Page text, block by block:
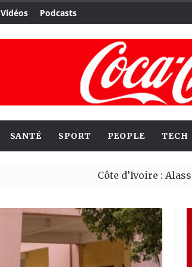
Vidéos Podcasts
SANTÉ SPORT PEOPLE TECH
Côte d’Ivoire : Alassane